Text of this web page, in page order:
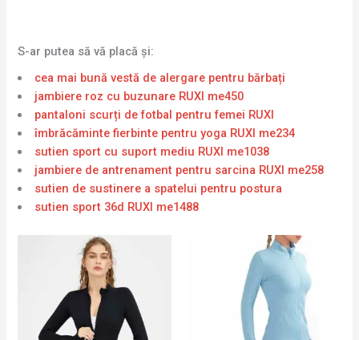
S-ar putea să vă placă și:
cea mai bună vestă de alergare pentru bărbați
jambiere roz cu buzunare RUXI me450
pantaloni scurți de fotbal pentru femei RUXI
îmbrăcăminte fierbinte pentru yoga RUXI me234
sutien sport cu suport mediu RUXI me1038
jambiere de antrenament pentru sarcina RUXI me258
sutien de sustinere a spatelui pentru postura
sutien sport 36d RUXI me1488